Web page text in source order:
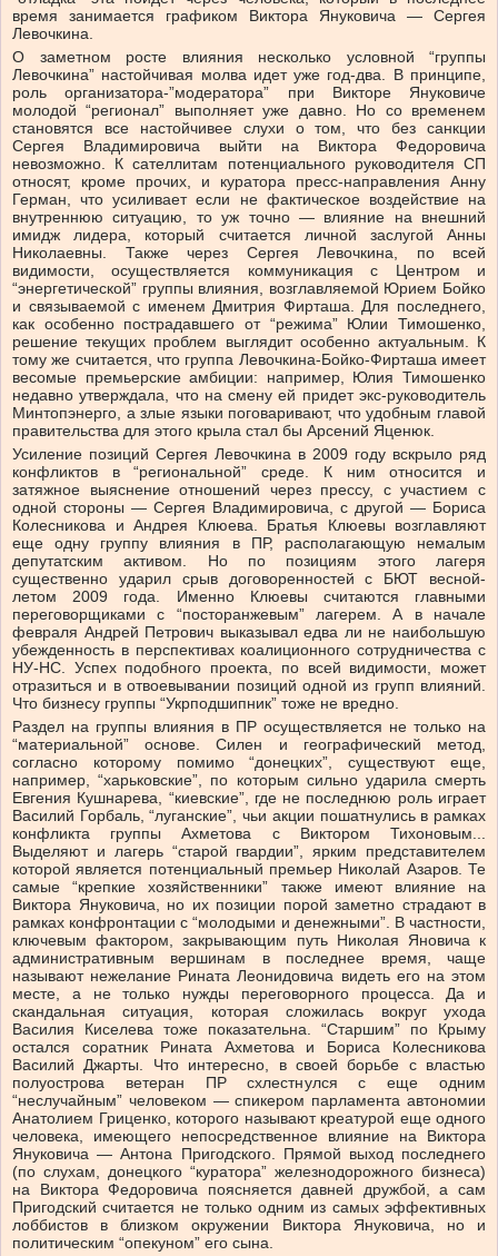
время занимается графиком Виктора Януковича — Сергея
Левочкина.
О заметном росте влияния несколько условной “группы
Левочкина” настойчивая молва идет уже год-два. В принципе,
роль организатора-”модератора” при Викторе Януковиче
молодой “регионал” выполняет уже давно. Но со временем
становятся все настойчивее слухи о том, что без санкции
Сергея Владимировича выйти на Виктора Федоровича
невозможно. К сателлитам потенциального руководителя СП
относят, кроме прочих, и куратора пресс-направления Анну
Герман, что усиливает если не фактическое воздействие на
внутреннюю ситуацию, то уж точно — влияние на внешний
имидж лидера, который считается личной заслугой Анны
Николаевны. Также через Сергея Левочкина, по всей
видимости, осуществляется коммуникация с Центром и
“энергетической” группы влияния, возглавляемой Юрием Бойко
и связываемой с именем Дмитрия Фирташа. Для последнего,
как особенно пострадавшего от “режима” Юлии Тимошенко,
решение текущих проблем выглядит особенно актуальным. К
тому же считается, что группа Левочкина-Бойко-Фирташа имеет
весомые премьерские амбиции: например, Юлия Тимошенко
недавно утверждала, что на смену ей придет экс-руководитель
Минтопэнерго, а злые языки поговаривают, что удобным главой
правительства для этого крыла стал бы Арсений Яценюк.
Усиление позиций Сергея Левочкина в 2009 году вскрыло ряд
конфликтов в “региональной” среде. К ним относится и
затяжное выяснение отношений через прессу, с участием с
одной стороны — Сергея Владимировича, с другой — Бориса
Колесникова и Андрея Клюева. Братья Клюевы возглавляют
еще одну группу влияния в ПР, располагающую немалым
депутатским активом. Но по позициям этого лагеря
существенно ударил срыв договоренностей с БЮТ весной-
летом 2009 года. Именно Клюевы считаются главными
переговорщиками с “посторанжевым” лагерем. А в начале
февраля Андрей Петрович выказывал едва ли не наибольшую
убежденность в перспективах коалиционного сотрудничества с
НУ-НС. Успех подобного проекта, по всей видимости, может
отразиться и в отвоевывании позиций одной из групп влияний.
Что бизнесу группы “Укрподшипник” тоже не вредно.
Раздел на группы влияния в ПР осуществляется не только на
“материальной” основе. Силен и географический метод,
согласно которому помимо “донецких”, существуют еще,
например, “харьковские”, по которым сильно ударила смерть
Евгения Кушнарева, “киевские”, где не последнюю роль играет
Василий Горбаль, “луганские”, чьи акции пошатнулись в рамках
конфликта группы Ахметова с Виктором Тихоновым...
Выделяют и лагерь “старой гвардии”, ярким представителем
которой является потенциальный премьер Николай Азаров. Те
самые “крепкие хозяйственники” также имеют влияние на
Виктора Януковича, но их позиции порой заметно страдают в
рамках конфронтации с “молодыми и денежными”. В частности,
ключевым фактором, закрывающим путь Николая Яновича к
административным вершинам в последнее время, чаще
называют нежелание Рината Леонидовича видеть его на этом
месте, а не только нужды переговорного процесса. Да и
скандальная ситуация, которая сложилась вокруг ухода
Василия Киселева тоже показательна. “Старшим” по Крыму
остался соратник Рината Ахметова и Бориса Колесникова
Василий Джарты. Что интересно, в своей борьбе с властью
полуострова ветеран ПР схлестнулся с еще одним
“неслучайным” человеком — спикером парламента автономии
Анатолием Гриценко, которого называют креатурой еще одного
человека, имеющего непосредственное влияние на Виктора
Януковича — Антона Пригодского. Прямой выход последнего
(по слухам, донецкого “куратора” железнодорожного бизнеса)
на Виктора Федоровича поясняется давней дружбой, а сам
Пригодский считается не только одним из самых эффективных
лоббистов в близком окружении Виктора Януковича, но и
политическим “опекуном” его сына.